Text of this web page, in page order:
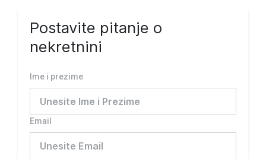
Postavite pitanje o
nekretnini
Ime i prezime
Email